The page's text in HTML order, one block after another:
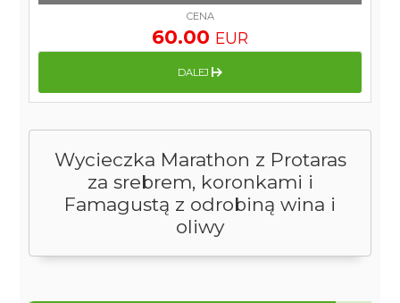
Wycieczka Marathon z Protaras
za srebrem, koronkami i
Famagustą z odrobiną wina i
oliwy
CENA
60.00 EUR
DALEJ